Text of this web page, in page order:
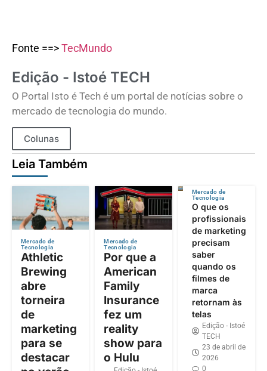
Fonte ==>TecMundo
Edição - Istoé TECH
O Portal Isto é Tech é um portal de notícias sobre o
mercado de tecnologia do mundo.
Colunas
Leia Também
Mercado de
Tecnologia
Athletic
Brewing
abre
torneira
de
marketing
para se
destacar
Mercado de
Tecnologia
Por que a
American
Family
Insurance
fez um
reality
show para
o Hulu
Mercado de
Tecnologia
O que os
profissionais
de marketing
precisam
saber
quando os
filmes de
marca
retornam às
telas
Edição - Istoé
TECH
23 de abril de
2026
0